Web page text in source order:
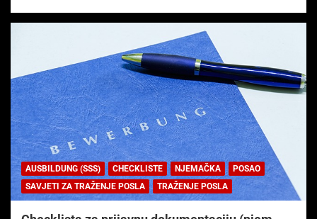
AUSBILDUNG (SSS) CHECKLISTE NJEMAČKA
POSAO
SAVJETI ZA TRAŽENJE POSLA
TRAŽENJE POSLA